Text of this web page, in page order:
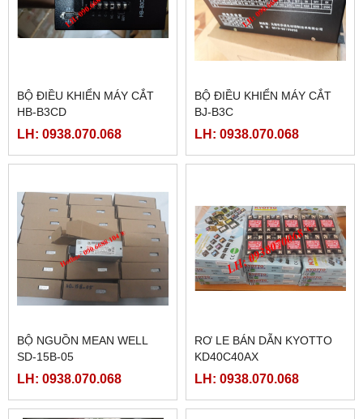
BỘ ĐIỀU KHIỂN MÁY CẮT
HB-B3CD
LH: 0938.070.068
BỘ ĐIỀU KHIỂN MÁY CẮT
BJ-B3C
LH: 0938.070.068
BỘ NGUỒN MEAN WELL
SD-15B-05
LH: 0938.070.068
RƠ LE BÁN DẪN KYOTTO
KD40C40AX
LH: 0938.070.068